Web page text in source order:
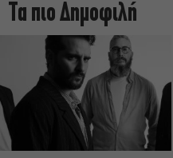
Τα πιο Δημοφιλή